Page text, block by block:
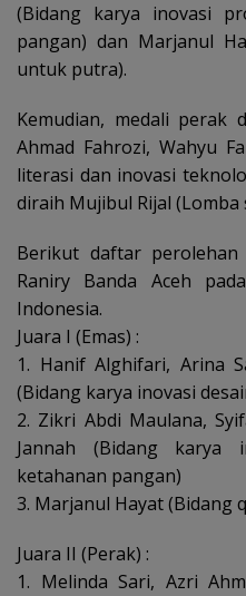
(Bidang karya inovasi
pangan) dan Marjanul
untuk putra).
Kemudian, medali perak
Ahmad Fahrozi, Wahyu
literasi dan inovasi
diraih Mujibul Rijal (Lomba
Berikut daftar
Raniry Banda Aceh
Indonesia.
Juara I (Emas) :
1. Hanif Alghifari, Arina
(Bidang karya inovasi
2. Zikri Abdi Maulana,
Jannah (Bidang karya
ketahanan pangan)
3. Marjanul Hayat
Juara II (Perak) :
1. Melinda Sari, Azri